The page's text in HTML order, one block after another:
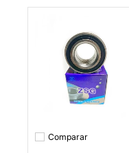
Añadir a comparar
Comparar